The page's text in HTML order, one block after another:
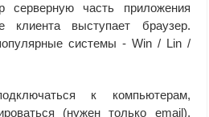
серверную часть приложения
клиента выступает браузер.
системы - Win / Lin /
к компьютерам,
(нужен только email),